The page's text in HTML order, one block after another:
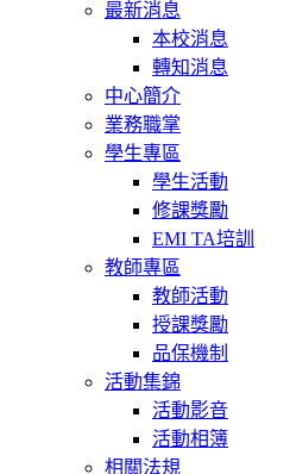
最新消息
本校消息
轉知消息
中心簡介
業務職掌
學生專區
學生活動
修課獎勵
EMI TA培訓
教師專區
教師活動
授課獎勵
品保機制
活動集錦
活動影音
活動相簿
相關法規